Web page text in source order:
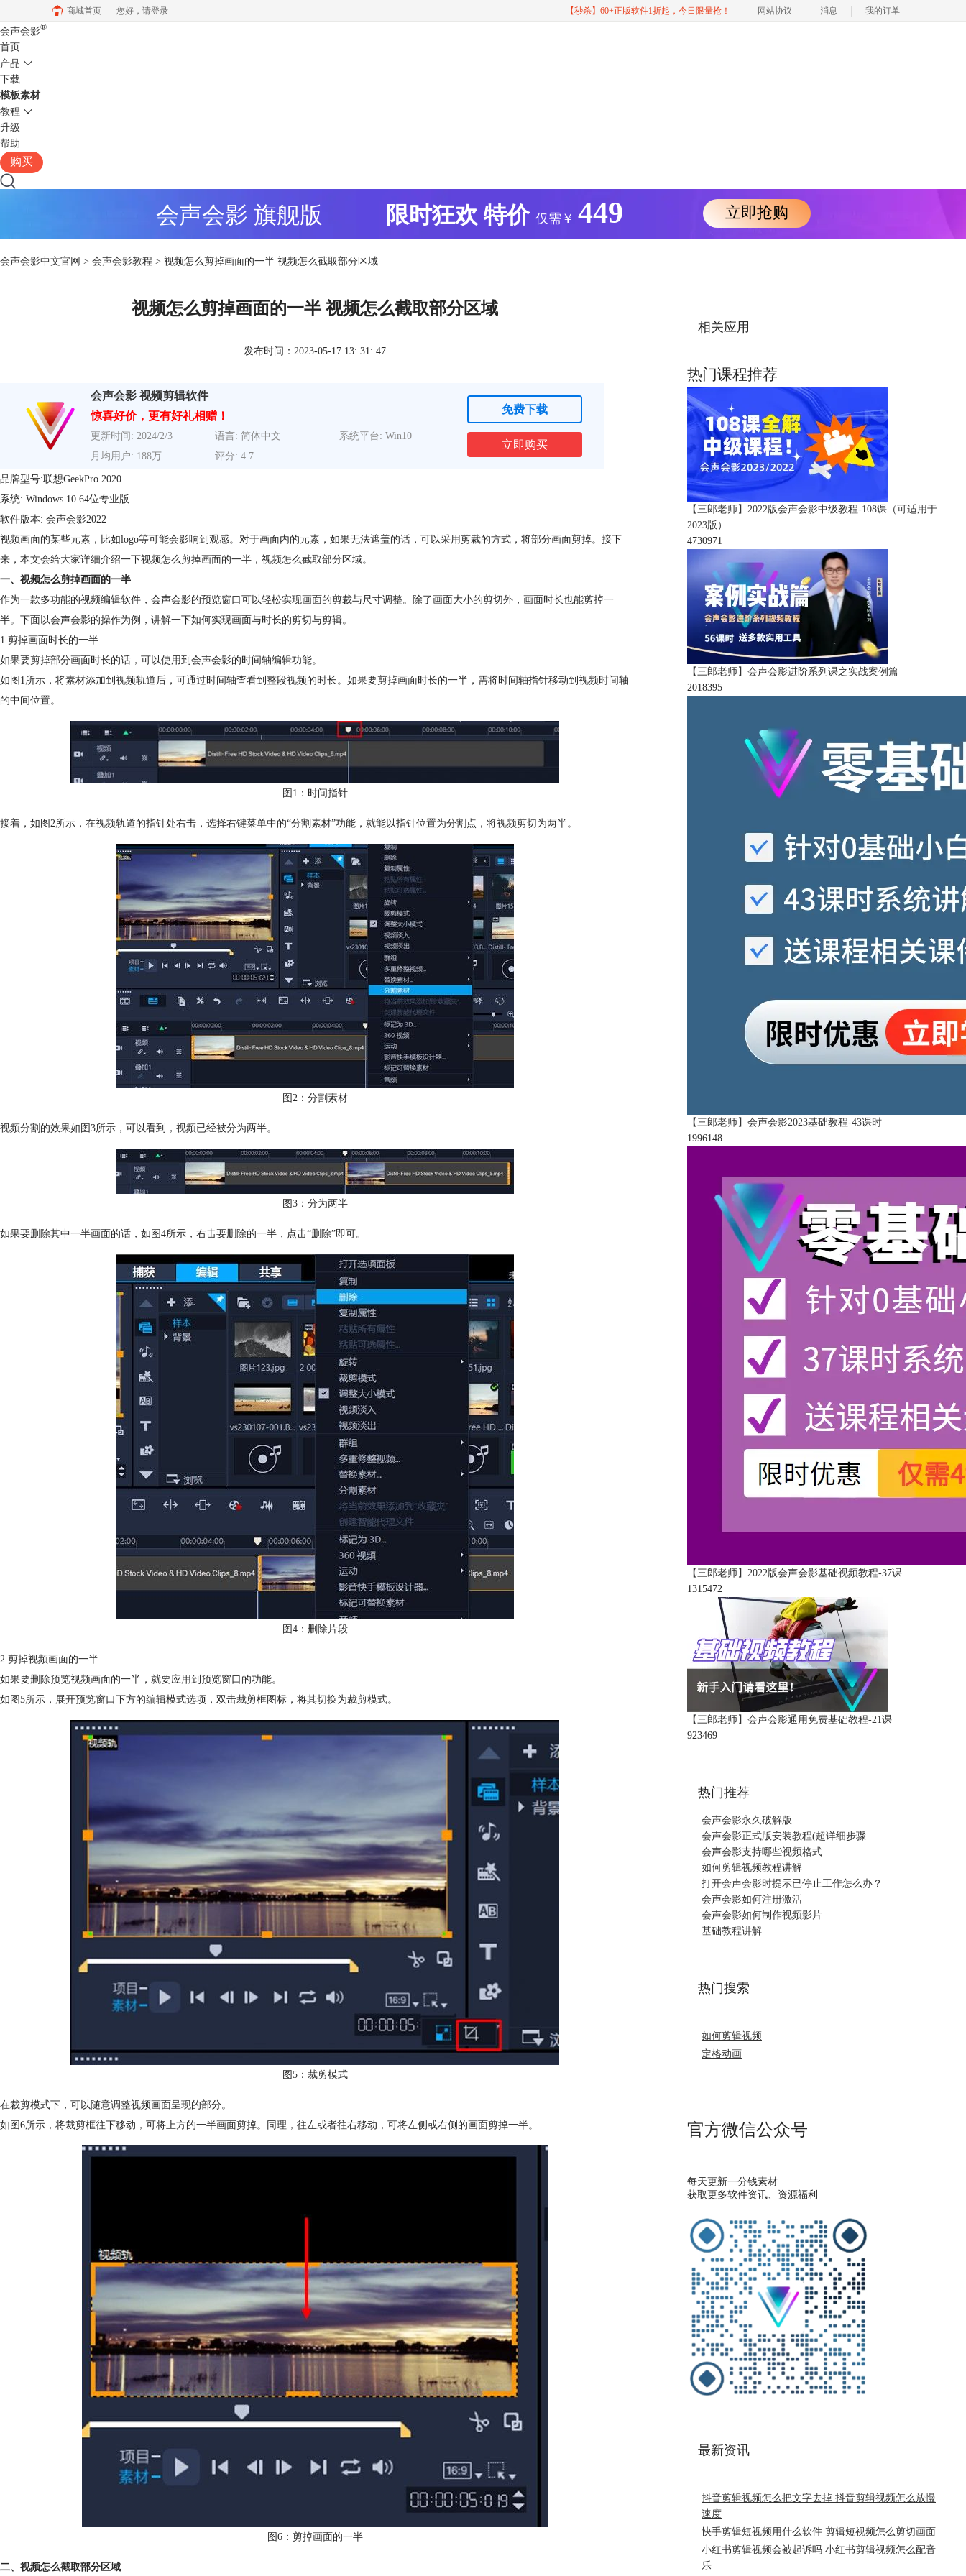
商城首页 您好， 请登录 【秒杀】60+正版软件1折起，今日限量抢！ 网站协议 消息 我的订单
会声会影®
首页
产品
下载
模板素材
教程
升级
帮助
购买
会声会影 旗舰版 限时狂欢 特价 仅需￥ 449 立即抢购
会声会影中文官网 > 会声会影教程 > 视频怎么剪掉画面的一半 视频怎么截取部分区域
视频怎么剪掉画面的一半 视频怎么截取部分区域
发布时间：2023-05-17 13: 31: 47
会声会影 视频剪辑软件
惊喜好价，更有好礼相赠！
更新时间: 2024/2/3 语言: 简体中文
系统平台: Win10
月均用户: 188万
评分: 4.7
免费下载
立即购买
品牌型号:联想GeekPro 2020
系统: Windows 10 64位专业版
软件版本: 会声会影2022
视频画面的某些元素，比如logo等可能会影响到观感。对于画面内的元素，如果无法遮盖的话，可以采用剪裁的方式，将部分画面剪掉。接下
来，本文会给大家详细介绍一下视频怎么剪掉画面的一半，视频怎么截取部分区域。
一、视频怎么剪掉画面的一半
作为一款多功能的视频编辑软件，会声会影的预览窗口可以轻松实现画面的剪裁与尺寸调整。除了画面大小的剪切外，画面时长也能剪掉一
半。下面以会声会影的操作为例，讲解一下如何实现画面与时长的剪切与剪辑。
1.剪掉画面时长的一半
如果要剪掉部分画面时长的话，可以使用到会声会影的时间轴编辑功能。
如图1所示，将素材添加到视频轨道后，可通过时间轴查看到整段视频的时长。如果要剪掉画面时长的一半，需将时间轴指针移动到视频时间轴
的中间位置。
图1：时间指针
接着，如图2所示，在视频轨道的指针处右击，选择右键菜单中的“分割素材”功能，就能以指针位置为分割点，将视频剪切为两半。
图2：分割素材
视频分割的效果如图3所示，可以看到，视频已经被分为两半。
图3：分为两半
如果要删除其中一半画面的话，如图4所示，右击要删除的一半，点击“删除”即可。
图4：删除片段
2.剪掉视频画面的一半
如果要删除预览视频画面的一半，就要应用到预览窗口的功能。
如图5所示，展开预览窗口下方的编辑模式选项，双击裁剪框图标，将其切换为裁剪模式。
图5：裁剪模式
在裁剪模式下，可以随意调整视频画面呈现的部分。
如图6所示，将裁剪框往下移动，可将上方的一半画面剪掉。同理，往左或者往右移动，可将左侧或右侧的画面剪掉一半。
图6：剪掉画面的一半
二、视频怎么截取部分区域
相关应用
热门课程推荐
【三郎老师】2022版会声会影中级教程-108课（可适用于
2023版）
4730971
【三郎老师】会声会影进阶系列课之实战案例篇
2018395
【三郎老师】会声会影2023基础教程-43课时
1996148
【三郎老师】2022版会声会影基础视频教程-37课
1315472
【三郎老师】会声会影通用免费基础教程-21课
923469
热门推荐
会声会影永久破解版
会声会影正式版安装教程(超详细步骤
会声会影支持哪些视频格式
如何剪辑视频教程讲解
打开会声会影时提示已停止工作怎么办？
会声会影如何注册激活
会声会影如何制作视频影片
基础教程讲解
热门搜索
如何剪辑视频
定格动画
官方微信公众号
每天更新一分钱素材
获取更多软件资讯、资源福利
最新资讯
抖音剪辑视频怎么把文字去掉 抖音剪辑视频怎么放慢
速度
快手剪辑短视频用什么软件 剪辑短视频怎么剪切画面
小红书剪辑视频会被起诉吗 小红书剪辑视频怎么配音
乐